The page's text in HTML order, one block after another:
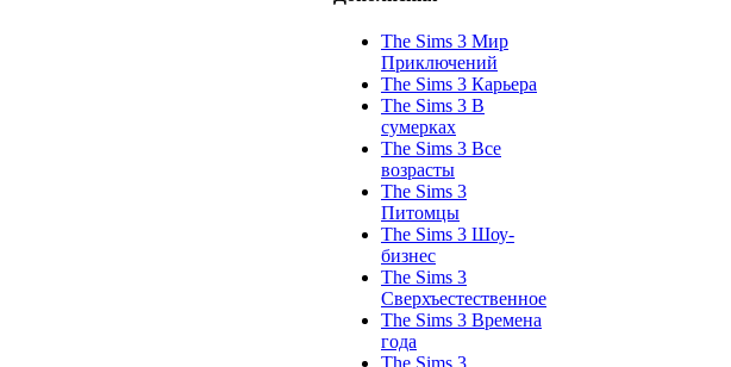
The Sims 3 Мир
Приключений
The Sims 3 Карьера
The Sims 3 В
сумерках
The Sims 3 Все
возрасты
The Sims 3
Питомцы
The Sims 3 Шоу-
бизнес
The Sims 3
Сверхъестественное
The Sims 3 Времена
года
The Sims 3